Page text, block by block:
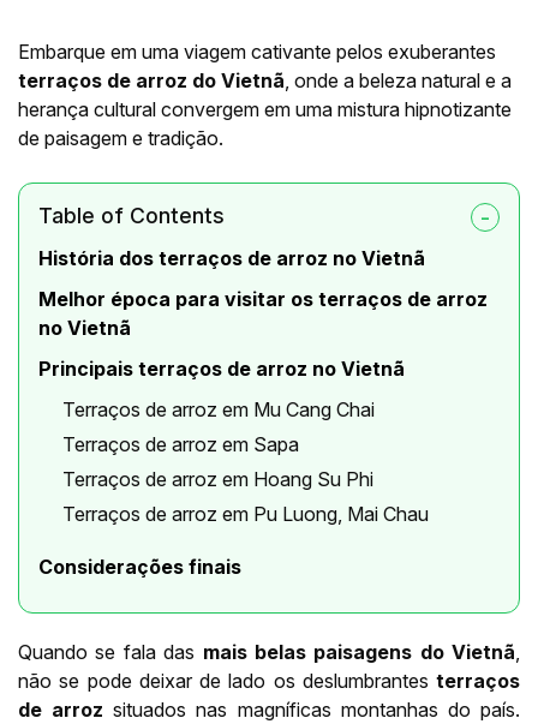
Embarque em uma viagem cativante pelos exuberantes
terraços de arroz do Vietnã, onde a beleza natural e a
herança cultural convergem em uma mistura hipnotizante
de paisagem e tradição.
Table of Contents
História dos terraços de arroz no Vietnã
Melhor época para visitar os terraços de arroz
no Vietnã
Principais terraços de arroz no Vietnã
Terraços de arroz em Mu Cang Chai
Terraços de arroz em Sapa
Terraços de arroz em Hoang Su Phi
Terraços de arroz em Pu Luong, Mai Chau
Considerações finais
Quando se fala das mais belas paisagens do Vietnã,
não se pode deixar de lado os deslumbrantes terraços
de arroz situados nas magníficas montanhas do país.